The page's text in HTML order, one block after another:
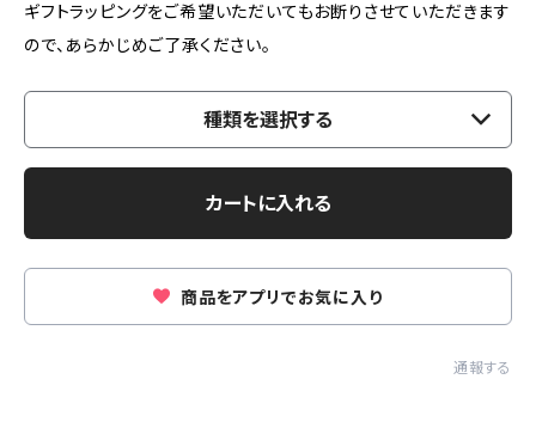
ギフトラッピングをご希望いただいてもお断りさせていただきます
ので、あらかじめご了承ください。
種類を選択する
カートに入れる
商品をアプリでお気に入り
通報する